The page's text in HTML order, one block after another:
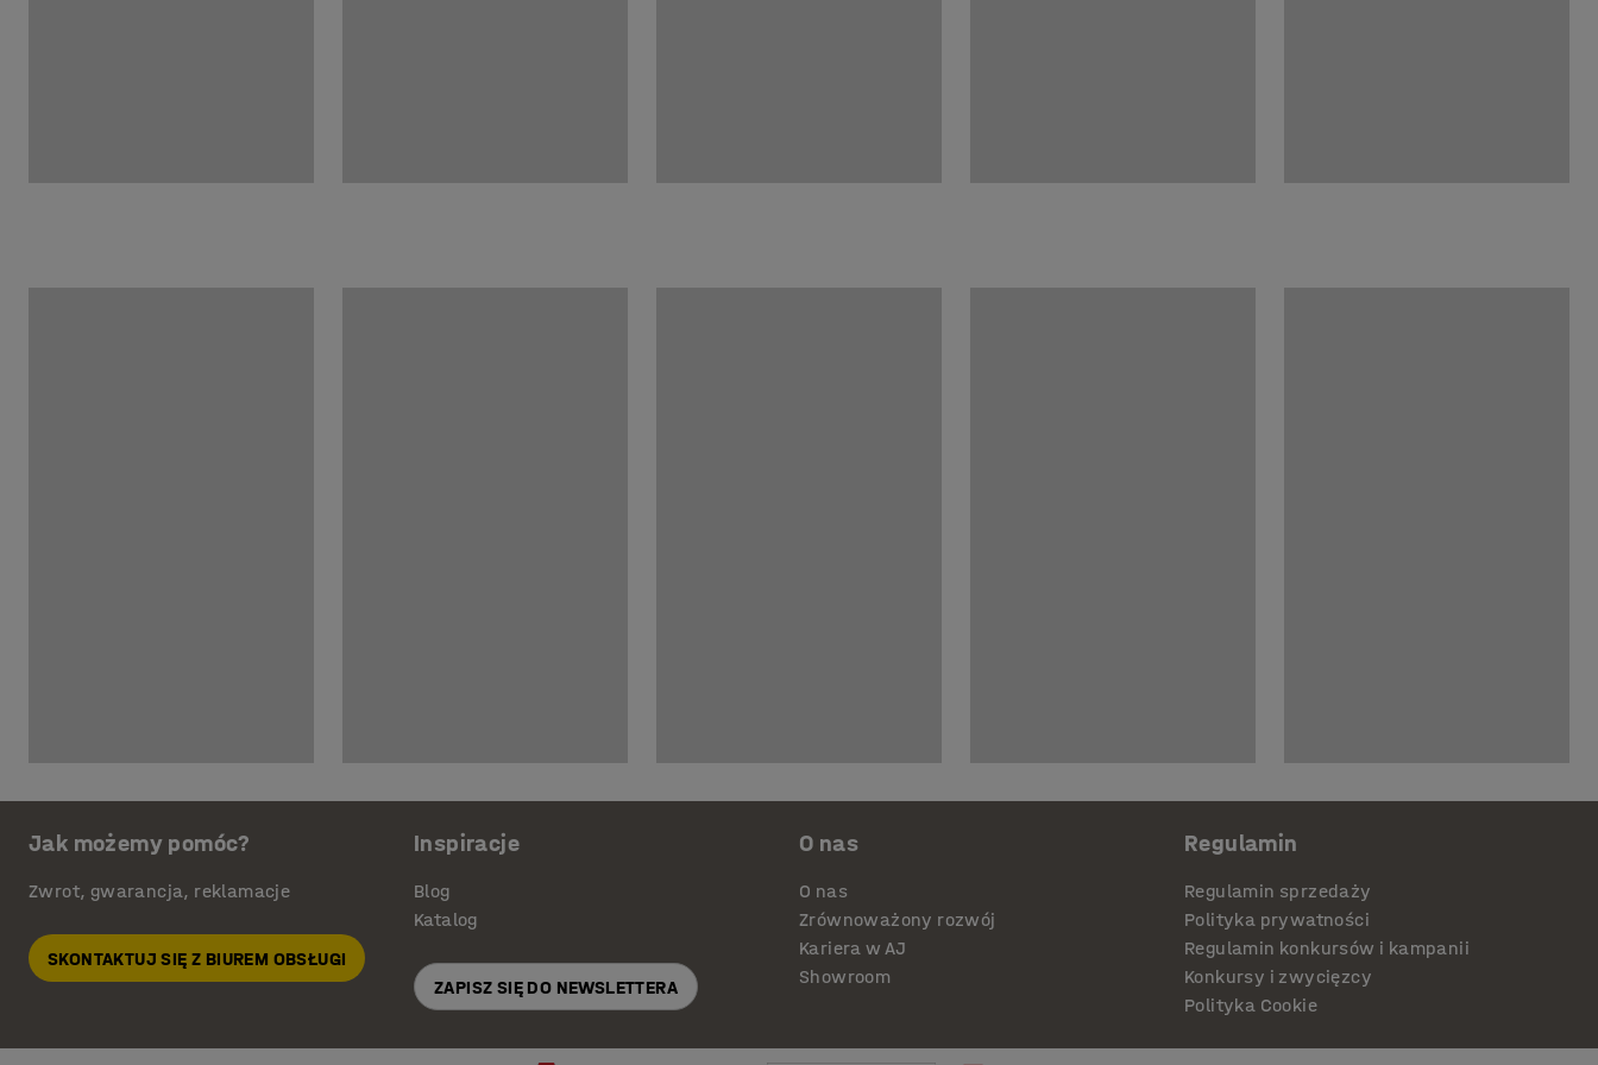
Jak możemy pomóc?
Zwrot, gwarancja, reklamacje
SKONTAKTUJ SIĘ Z BIUREM OBSŁUGI
Inspiracje
Blog
Katalog
ZAPISZ SIĘ DO NEWSLETTERA
O nas
O nas
Zrównoważony rozwój
Kariera w AJ
Showroom
Regulamin
Regulamin sprzedaży
Polityka prywatności
Regulamin konkursów i kampanii
Konkursy i zwycięzcy
Polityka Cookie